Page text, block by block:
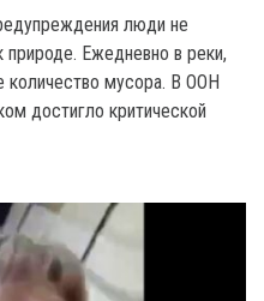
люди не
природе. Ежедневно в реки,
мусора. В OOH
достигло критической